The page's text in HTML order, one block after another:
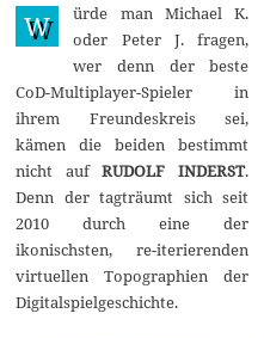
W
ürde man Michael K.
oder Peter J. fragen,
wer denn der beste
CoD-Multiplayer-Spieler in
ihrem Freundeskreis sei,
kämen die beiden bestimmt
nicht aufRUDOLF INDERST.
Denn der tagträumt sich seit
2010 durch eine der
ikonischsten, re-iterierenden
virtuellen Topographien der
Digitalspielgeschichte.